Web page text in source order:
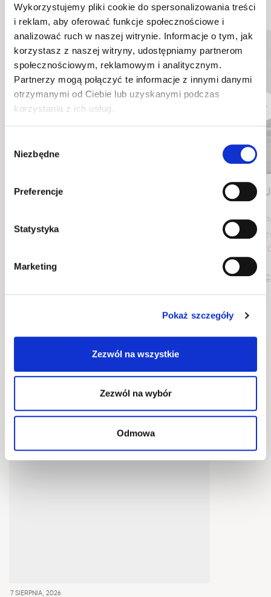
Wykorzystujemy pliki cookie do spersonalizowania treści
i reklam, aby oferować funkcje społecznościowe i
analizować ruch w naszej witrynie. Informacje o tym, jak
korzystasz z naszej witryny, udostępniamy partnerom
społecznościowym, reklamowym i analitycznym.
Partnerzy mogą połączyć te informacje z innymi danymi
otrzymanymi od Ciebie lub uzyskanymi podczas
korzystania z ich usług.
zgody
Niezbędne
Preferencje
Statystyka
Marketing
Pokaż szczegóły
Zezwól na wszystkie
Zezwól na wybór
Odmowa
Co to jest tkanina hydrofobowa?
Tkaniny hydrofobowe posiadają szereg zalet, które
idealnie odpowiadają potrzebom ich użytkowników.
wodę oraz wilgoć
Zobacz profilObserwuj
7 SIERPNIA, 2026